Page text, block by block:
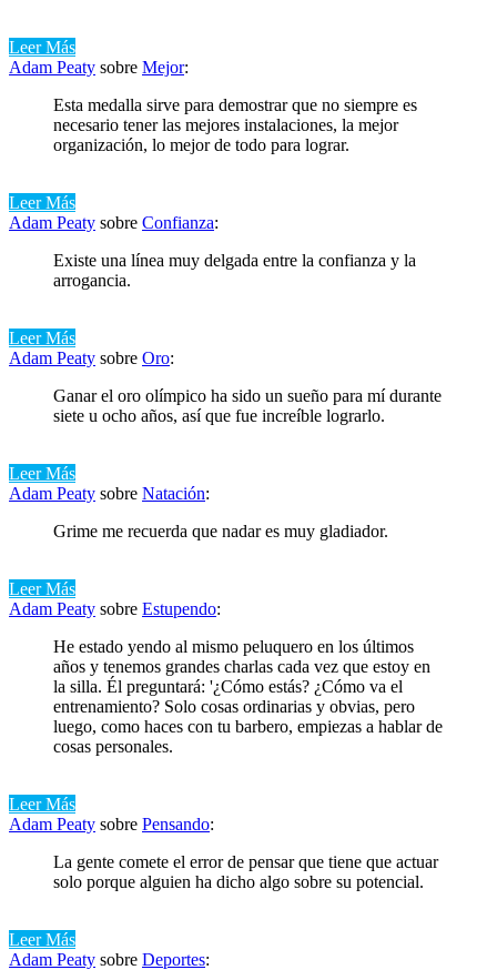
Leer Más
Adam Peaty sobre Mejor:
Esta medalla sirve para demostrar que no siempre es
necesario tener las mejores instalaciones, la mejor
organización, lo mejor de todo para lograr.
Leer Más
Adam Peaty sobre Confianza:
Existe una línea muy delgada entre la confianza y la
arrogancia.
Leer Más
Adam Peaty sobre Oro:
Ganar el oro olímpico ha sido un sueño para mí durante
siete u ocho años, así que fue increíble lograrlo.
Leer Más
Adam Peaty sobre Natación:
Grime me recuerda que nadar es muy gladiador.
Leer Más
Adam Peaty sobre Estupendo:
He estado yendo al mismo peluquero en los últimos
años y tenemos grandes charlas cada vez que estoy en
la silla. Él preguntará: '¿Cómo estás? ¿Cómo va el
entrenamiento? Solo cosas ordinarias y obvias, pero
luego, como haces con tu barbero, empiezas a hablar de
cosas personales.
Leer Más
Adam Peaty sobre Pensando:
La gente comete el error de pensar que tiene que actuar
solo porque alguien ha dicho algo sobre su potencial.
Leer Más
Adam Peaty sobre Deportes: